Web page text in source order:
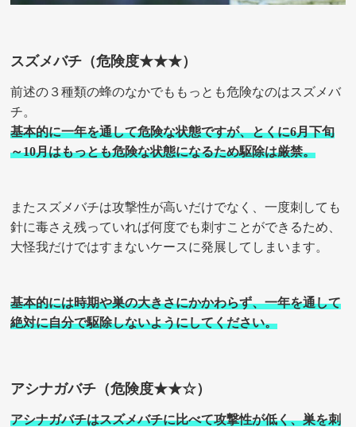
スズメバチ（危険度★★★）
前述の３種類の蜂のなかでももっとも危険なのはスズメバ
チ。
基本的に一年を通して危険な状態ですが、とくに6月下旬
～10月はもっとも危険な状態になるため駆除は厳禁。
またスズメバチは攻撃性が高いだけでなく、一度刺しても
針に毒さえ残っていれば何度でも刺すことができるため、
大怪我だけではすまないケースに発展してしまいます。
基本的には時期や巣の大きさにかかわらず、一年を通して
絶対に自分で駆除しないようにしてください。
アシナガバチ（危険度★★☆）
アシナガバチはスズメバチに比べて攻撃性が低く、巣を刺